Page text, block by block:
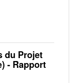
du Projet
- Rapport